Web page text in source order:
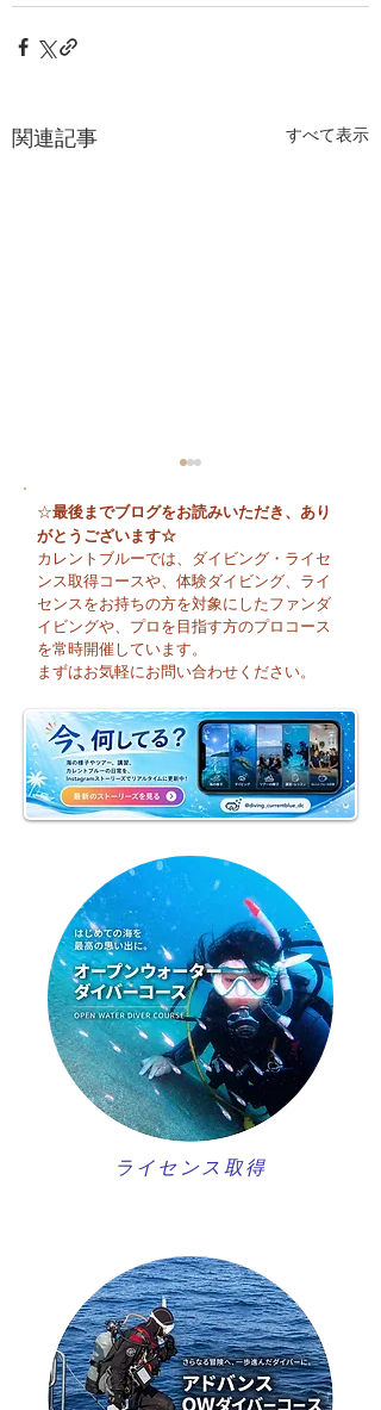
関連記事 すべて表示
今日も暑い一日になり
そうですね☀️
☆最後までブログをお読みいただき、あり
がとうございます☆
カレントブルーでは、ダイビング・ライセ
ンス取得コースや、体験ダイビング、ライ
センスをお持ちの方を対象にしたファンダ
イビングや、プロを目指す方のプロコース
を常時開催しています。
まずはお気軽にお問い合わせください。
ライセンス取得